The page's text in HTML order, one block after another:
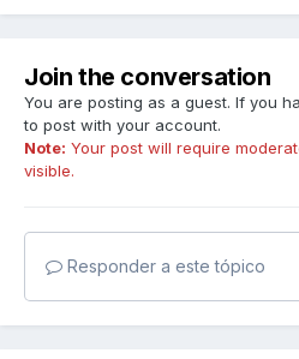
Join the conversation
You are posting as a guest. If you
to post with your account.
Note: Your post will require
visible.
Responder a este tópico